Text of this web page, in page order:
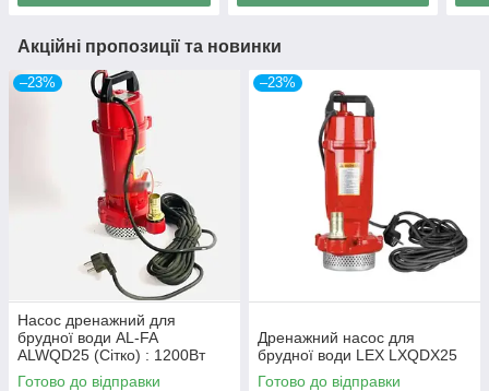
Акційні пропозиції та новинки
–23%
Насос дренажний для
брудної води AL-FA
ALWQD25 (Сітко) : 1200Вт
Готово до відправки
–23%
Дренажний насос для
брудної води LEX LXQDX25
Готово до відправки